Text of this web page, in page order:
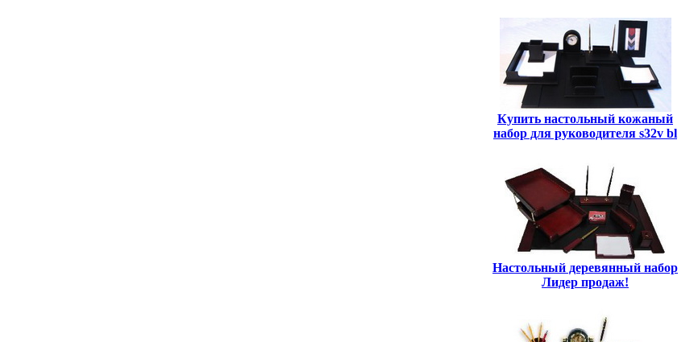
Купить настольный кожаный
набор для руководителя s32v bl
Настольный деревянный набор
Лидер продаж!